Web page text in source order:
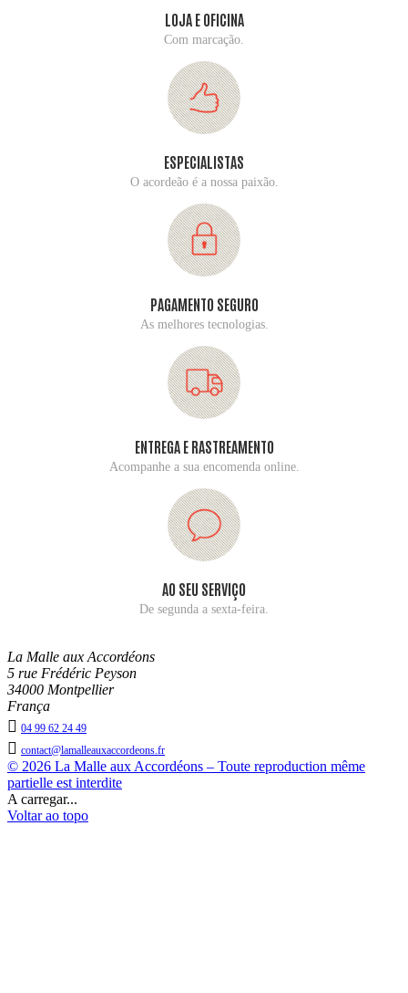
LOJA E OFICINA
Com marcação.
ESPECIALISTAS
O acordeão é a nossa paixão.
PAGAMENTO SEGURO
As melhores tecnologias.
ENTREGA E RASTREAMENTO
Acompanhe a sua encomenda online.
AO SEU SERVIÇO
De segunda a sexta-feira.
La Malle aux Accordéons
5 rue Frédéric Peyson
34000 Montpellier
França
 04 99 62 24 49
 contact@lamalleauxaccordeons.fr
© 2026 La Malle aux Accordéons – Toute reproduction même
partielle est interdite
A carregar...
Voltar ao topo